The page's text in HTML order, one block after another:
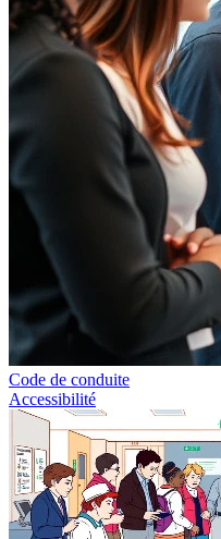
Code de conduite
Accessibilité